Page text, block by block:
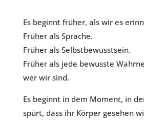
Es beginnt früher, als wir es
Früher als Sprache.
Früher als Selbstbewusstsein.
Früher als jede bewusste
wer wir sind.
Es beginnt in dem Moment, in
spürt, dass ihr Körper gesehen